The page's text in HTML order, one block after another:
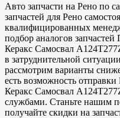
Авто запчасти на Рено по
запчастей для Рено
квалифицированных
подбор аналогов запчастей
Керакс Самосвал
в затруднительной
рассмотрим варианты
есть возможность
Керакс Самосвал
службами. Станьте нашим
получайте скидки на